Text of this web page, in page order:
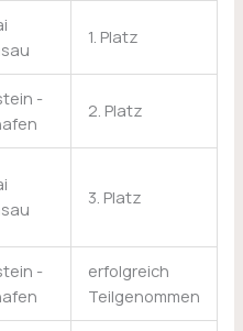
1. Platz
-
2. Platz
3. Platz
-
erfolgreich
Teilgenommen